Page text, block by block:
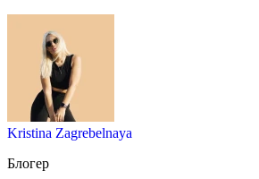
Kristina Zagrebelnaya
Блогер